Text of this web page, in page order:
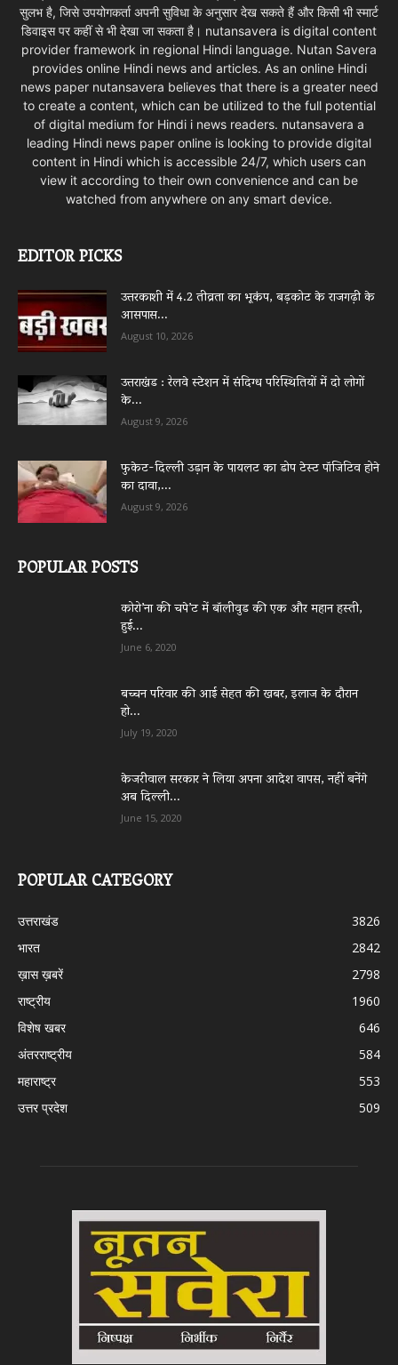
सुलभ है, जिसे उपयोगकर्ता अपनी सुविधा के अनुसार देख सकते हैं और किसी भी स्मार्ट
डिवाइस पर कहीं से भी देखा जा सकता है। nutansavera is digital content
provider framework in regional Hindi language. Nutan Savera
provides online Hindi news and articles. As an online Hindi
news paper nutansavera believes that there is a greater need
to create a content, which can be utilized to the full potential
of digital medium for Hindi i news readers. nutansavera a
leading Hindi news paper online is looking to provide digital
content in Hindi which is accessible 24/7, which users can
view it according to their own convenience and can be
watched from anywhere on any smart device.
EDITOR PICKS
उत्तरकाशी में 4.2 तीव्रता का भूकंप, बड़कोट के राजगढ़ी के
आसपास...
August 10, 2026
उत्तराखंड : रेलवे स्टेशन में संदिग्ध परिस्थितियों में दो लोगों
के...
August 9, 2026
फुकेट-दिल्ली उड़ान के पायलट का डोप टेस्ट पॉजिटिव होने
का दावा,...
August 9, 2026
POPULAR POSTS
कोरो’ना की चपे’ट में बॉलीवुड की एक और महान हस्ती,
हुई...
June 6, 2020
बच्चन परिवार की आई सेहत की खबर, इलाज के दौरान
हो...
July 19, 2020
केजरीवाल सरकार ने लिया अपना आदेश वापस, नहीं बनेंगे
अब दिल्ली...
June 15, 2020
POPULAR CATEGORY
उत्तराखंड
3826
भारत
2842
ख़ास ख़बरें
2798
राष्ट्रीय
1960
विशेष खबर
646
अंतरराष्ट्रीय
584
महाराष्ट्र
553
उत्तर प्रदेश
509